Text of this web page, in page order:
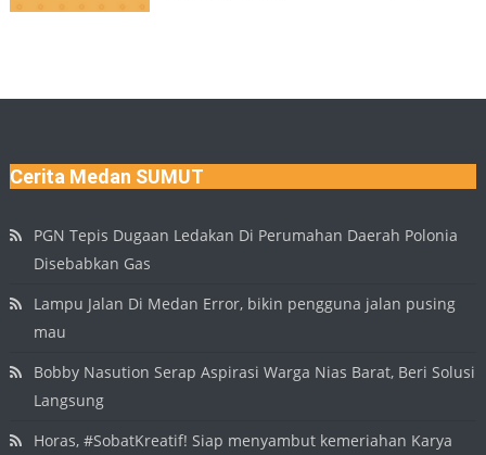
Cerita Medan SUMUT
PGN Tepis Dugaan Ledakan Di Perumahan Daerah Polonia
Disebabkan Gas
Lampu Jalan Di Medan Error, bikin pengguna jalan pusing
mau
Bobby Nasution Serap Aspirasi Warga Nias Barat, Beri Solusi
Langsung
Horas, #SobatKreatif! Siap menyambut kemeriahan Karya